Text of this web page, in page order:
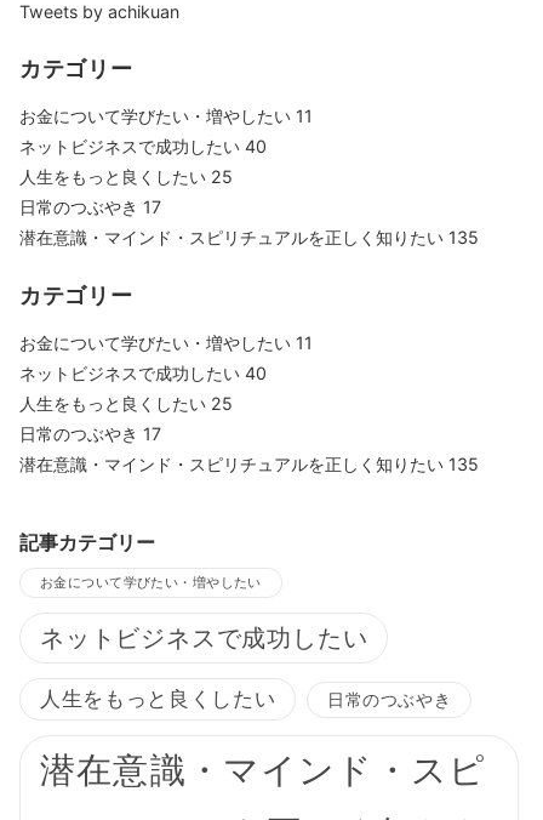
Tweets by achikuan
カテゴリー
お金について学びたい・増やしたい 11
ネットビジネスで成功したい 40
人生をもっと良くしたい 25
日常のつぶやき 17
潜在意識・マインド・スピリチュアルを正しく知りたい 135
カテゴリー
お金について学びたい・増やしたい 11
ネットビジネスで成功したい 40
人生をもっと良くしたい 25
日常のつぶやき 17
潜在意識・マインド・スピリチュアルを正しく知りたい 135
記事カテゴリー
お金について学びたい・増やしたい
ネットビジネスで成功したい
人生をもっと良くしたい 日常のつぶやき
潜在意識・マインド・スピ